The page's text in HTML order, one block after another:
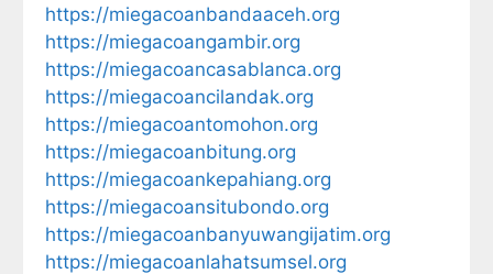
https://miegacoanbandaaceh.org
https://miegacoangambir.org
https://miegacoancasablanca.org
https://miegacoancilandak.org
https://miegacoantomohon.org
https://miegacoanbitung.org
https://miegacoankepahiang.org
https://miegacoansitubondo.org
https://miegacoanbanyuwangijatim.org
https://miegacoanlahatsumsel.org